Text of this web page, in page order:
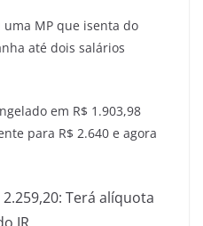
MP que isenta do
até dois salários
em R$ 1.903,98
para R$ 2.640 e agora
Terá alíquota